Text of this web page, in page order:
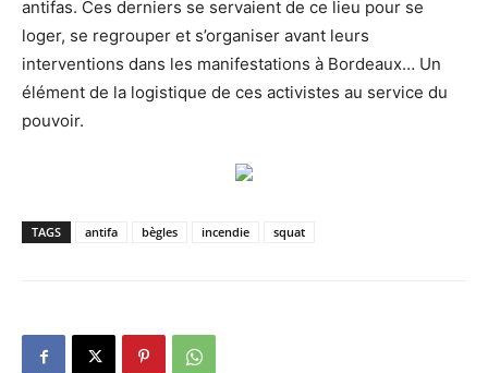
antifas. Ces derniers se servaient de ce lieu pour se
loger, se regrouper et s’organiser avant leurs
interventions dans les manifestations à Bordeaux… Un
élément de la logistique de ces activistes au service du
pouvoir.
TAGS antifa bègles incendie squat